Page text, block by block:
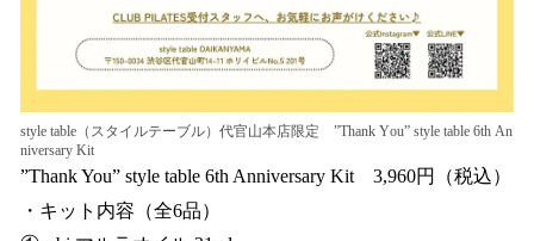
style table（スタイルテーブル）代官山本店限定 ”Thank You” style table 6th An
niversary Kit
”Thank You” style table 6th Anniversary Kit 3,960円（税込）
・キット内容（全6品）